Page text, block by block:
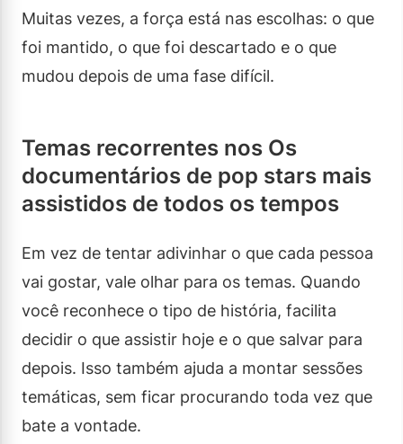
Muitas vezes, a força está nas escolhas: o que
foi mantido, o que foi descartado e o que
mudou depois de uma fase difícil.
Temas recorrentes nos Os
documentários de pop stars mais
assistidos de todos os tempos
Em vez de tentar adivinhar o que cada pessoa
vai gostar, vale olhar para os temas. Quando
você reconhece o tipo de história, facilita
decidir o que assistir hoje e o que salvar para
depois. Isso também ajuda a montar sessões
temáticas, sem ficar procurando toda vez que
bate a vontade.